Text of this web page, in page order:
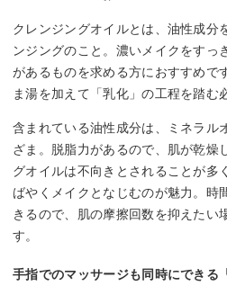
クレンジングオイルとは、油性成分
ンジングのこと。濃いメイクをすっ
があるものを求める方におすすめで
ま湯を加えて「乳化」の工程を踏む
含まれている油性成分は、ミネラル
ざま。脱脂力があるので、肌が乾燥
グオイルは不向きとされることが多
ばやくメイクとなじむのが魅力。時
きるので、肌の摩擦回数を抑えたい
す。
手指でのマッサージも同時にできる